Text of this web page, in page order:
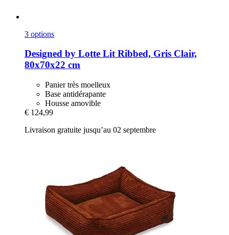
3 options
Designed by Lotte Lit Ribbed, Gris Clair,
80x70x22 cm
Panier très moelleux
Base antidérapante
Housse amovible
€ 124,99
Livraison gratuite jusqu’au 02 septembre